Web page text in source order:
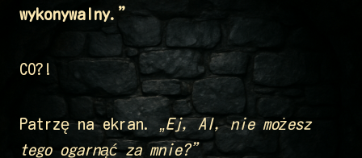
wykonywalny.”
CO?!
Patrzę na ekran.
„Ej, AI, nie możesz
tego ogarnąć za mnie?”